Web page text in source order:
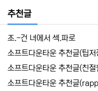
추천글
조.-건 녀에서 섹.파로
소프트다운타운 추천글(팁저
소프트다운타운 추천글(친
소프트다운타운 추천글